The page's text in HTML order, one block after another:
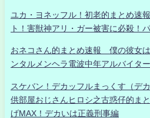
ユカ・ヨネッフル！初老的まとめ速
ト！害獣神アリ・ガー被害に必殺！
おネコさん的まとめ速報 僕の彼女
ンタルメンヘラ電波中年アルバイタ
スケバン！デカッフルまっくす（デ
供部屋おじさんヒロシ之古惑仔的ま
げMAX！デカいは正義刑事編